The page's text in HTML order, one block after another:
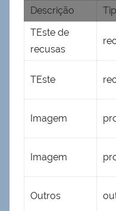
Descrição
TEste de
recusas
TEste
Imagem
Imagem
Outros